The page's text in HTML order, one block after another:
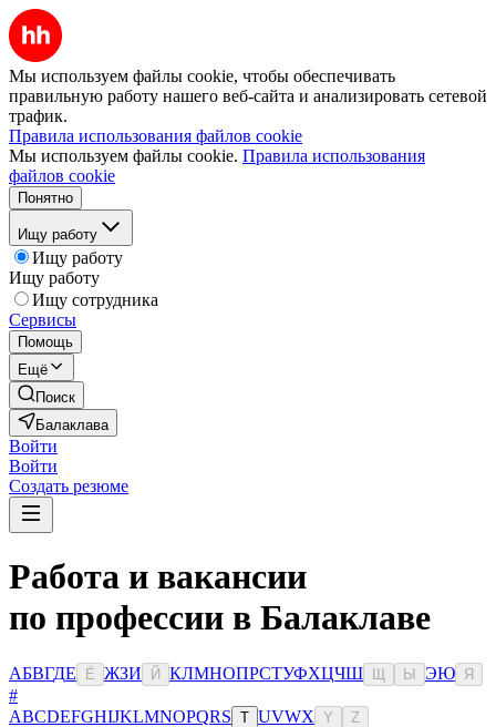
Мы используем файлы cookie, чтобы обеспечивать
правильную работу нашего веб-сайта и анализировать сетевой
трафик.
Правила использования файлов cookie
Мы используем файлы cookie. Правила использования
файлов cookie
Понятно
Ищу работу
Ищу работу
Ищу работу
Ищу сотрудника
Сервисы
Помощь
Ещё
Поиск
Балаклава
Войти
Войти
Создать резюме
Работа и вакансии
по профессии в Балаклаве
АБВГДЕ Ё ЖЗИ Й КЛМНОПРСТУФХЦЧШ Ы ЭЮ Я
#
ABCDEFGHIJKLMNOPQRS T UVWX Y Z